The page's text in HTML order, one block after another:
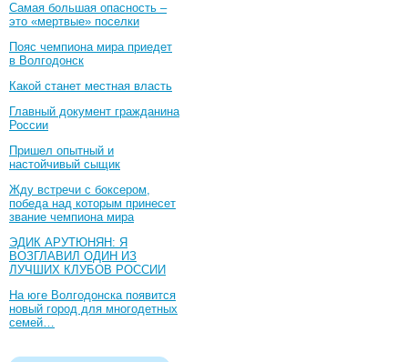
Самая большая опасность –
это «мертвые» поселки
Пояс чемпиона мира приедет
в Волгодонск
Какой станет местная власть
Главный документ гражданина
России
Пришел опытный и
настойчивый сыщик
Жду встречи с боксером,
победа над которым принесет
звание чемпиона мира
ЭДИК АРУТЮНЯН: Я
ВОЗГЛАВИЛ ОДИН ИЗ
ЛУЧШИХ КЛУБОВ РОССИИ
На юге Волгодонска появится
новый город для многодетных
семей…